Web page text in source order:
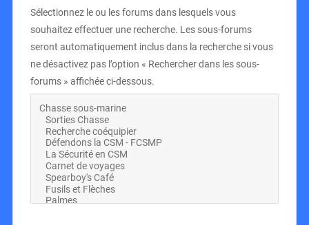
Sélectionnez le ou les forums dans lesquels vous
souhaitez effectuer une recherche. Les sous-forums
seront automatiquement inclus dans la recherche si vous
ne désactivez pas l’option « Rechercher dans les sous-
forums » affichée ci-dessous.